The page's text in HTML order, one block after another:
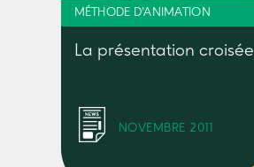
MÉTHODE D'ANIMATION
La présentation croisée
NOVEMBRE 2011